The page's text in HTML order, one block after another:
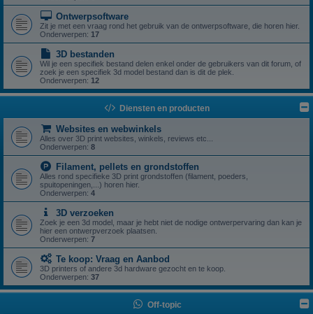
Ontwerpsoftware
Zit je met een vraag rond het gebruik van de ontwerpsoftware, die horen hier.
Onderwerpen: 17
3D bestanden
Wil je een specifiek bestand delen enkel onder de gebruikers van dit forum, of
zoek je een specifiek 3d model bestand dan is dit de plek.
Onderwerpen: 12
Diensten en producten
Websites en webwinkels
Alles over 3D print websites, winkels, reviews etc...
Onderwerpen: 8
Filament, pellets en grondstoffen
Alles rond specifieke 3D print grondstoffen (filament, poeders,
spuitopeningen,...) horen hier.
Onderwerpen: 4
3D verzoeken
Zoek je een 3d model, maar je hebt niet de nodige ontwerpervaring dan kan je
hier een ontwerpverzoek plaatsen.
Onderwerpen: 7
Te koop: Vraag en Aanbod
3D printers of andere 3d hardware gezocht en te koop.
Onderwerpen: 37
Off-topic